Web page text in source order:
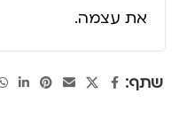
את עצמה.
שתף: